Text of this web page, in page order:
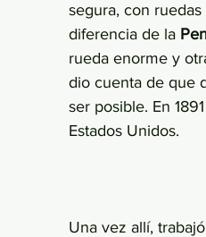
segura, con
diferencia de la
rueda enorme y
dio cuenta de que
ser posible. En
Estados Unidos.
Una vez allí,